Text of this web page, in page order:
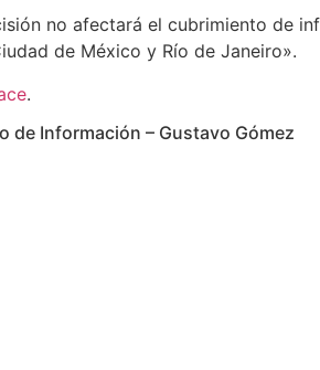
no afectará el cubrimiento de
de México y Río de Janeiro».
.
de Información – Gustavo Gómez